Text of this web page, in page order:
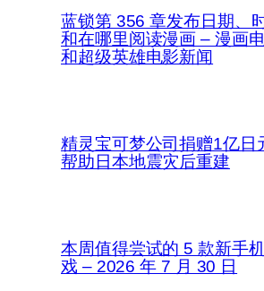
蓝锁第 356 章发布日期、
和在哪里阅读漫画 – 漫画
和超级英雄电影新闻
精灵宝可梦公司捐赠1亿日
帮助日本地震灾后重建
本周值得尝试的 5 款新手
戏 – 2026 年 7 月 30 日